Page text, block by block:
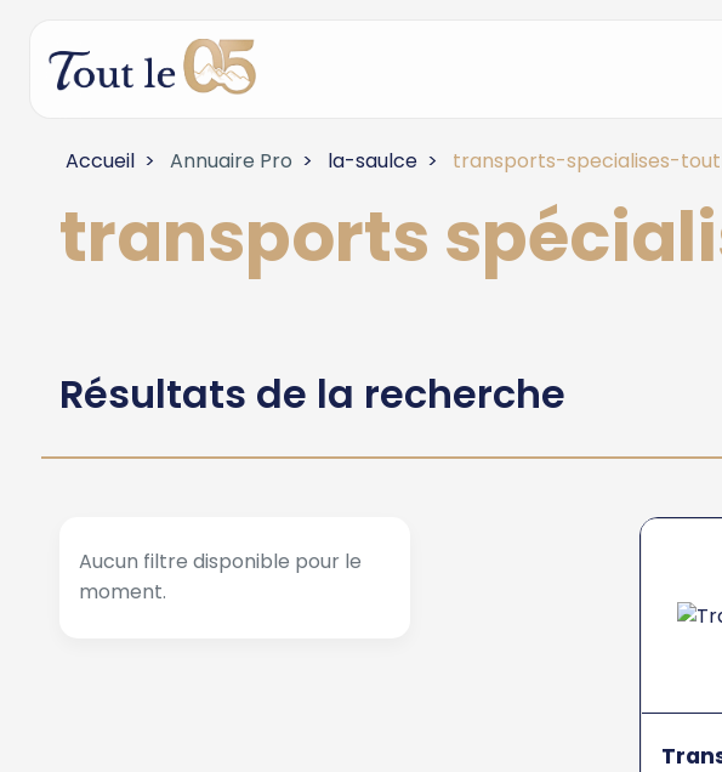
Accueil Annuaire Pro la-saulce transports-specialises-
transports
Résultats de la recherche
Aucun filtre disponible pour le
moment.